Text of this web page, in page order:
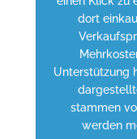
dort
Unterstützung
stammen
werden